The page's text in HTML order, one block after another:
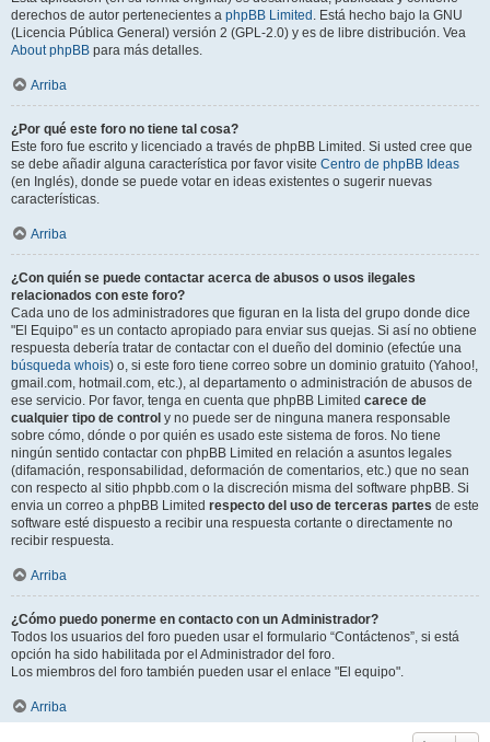
derechos de autor pertenecientes a phpBB Limited . Está hecho bajo la GNU
(Licencia Pública General) versión 2 (GPL-2.0) y es de libre distribución. Vea
About phpBB para más detalles.
Arriba
¿Por qué este foro no tiene tal cosa?
Este foro fue escrito y licenciado a través de phpBB Limited. Si usted cree que
se debe añadir alguna característica por favor visite Centro de phpBB Ideas
(en Inglés), donde se puede votar en ideas existentes o sugerir nuevas
características.
Arriba
¿Con quién se puede contactar acerca de abusos o usos ilegales
relacionados con este foro?
Cada uno de los administradores que figuran en la lista del grupo donde dice
"El Equipo" es un contacto apropiado para enviar sus quejas. Si así no obtiene
respuesta debería tratar de contactar con el dueño del dominio (efectúe una
búsqueda whois) o, si este foro tiene correo sobre un dominio gratuito (Yahoo!,
gmail.com, hotmail.com, etc.), al departamento o administración de abusos de
ese servicio. Por favor, tenga en cuenta que phpBB Limited carece de
cualquier tipo de control y no puede ser de ninguna manera responsable
sobre cómo, dónde o por quién es usado este sistema de foros. No tiene
ningún sentido contactar con phpBB Limited en relación a asuntos legales
(difamación, responsabilidad, deformación de comentarios, etc.) que no sean
con respecto al sitio phpbb.com o la discreción misma del software phpBB. Si
envia un correo a phpBB Limited respecto del uso de terceras partes de este
software esté dispuesto a recibir una respuesta cortante o directamente no
recibir respuesta.
Arriba
¿Cómo puedo ponerme en contacto con un Administrador?
Todos los usuarios del foro pueden usar el formulario “Contáctenos”, si está
opción ha sido habilitada por el Administrador del foro.
Los miembros del foro también pueden usar el enlace "El equipo".
Arriba